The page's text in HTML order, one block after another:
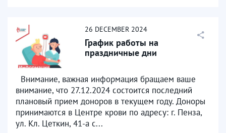
26 DECEMBER 2024
График работы на
праздничные дни
Внимание, важная информация бращаем ваше
внимание, что 27.12.2024 состоится последний
плановый прием доноров в текущем году. Доноры
принимаются в Центре крови по адресу: г. Пенза,
ул. Кл. Цеткин, 41-а с...